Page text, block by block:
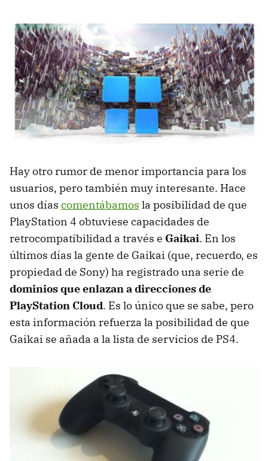
Hay otro rumor de menor importancia para los
usuarios, pero también muy interesante. Hace
unos días comentábamos la posibilidad de que
PlayStation 4 obtuviese capacidades de
retrocompatibilidad a través e Gaikai. En los
últimos días la gente de Gaikai (que, recuerdo, es
propiedad de Sony) ha registrado una serie de
dominios que enlazan a direcciones de
PlayStation Cloud. Es lo único que se sabe, pero
esta información refuerza la posibilidad de que
Gaikai se añada a la lista de servicios de PS4.